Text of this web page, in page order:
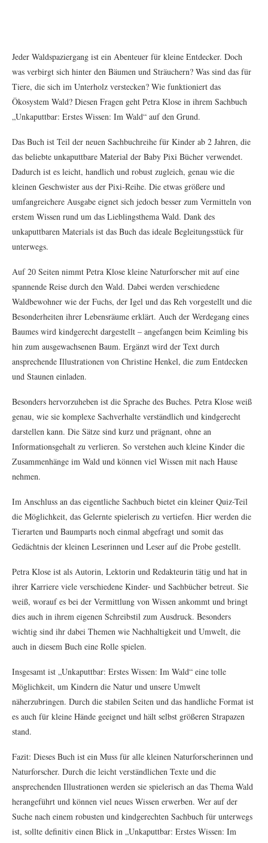
Jeder Waldspaziergang ist ein Abenteuer für kleine Entdecker. Doch
was verbirgt sich hinter den Bäumen und Sträuchern? Was sind das für
Tiere, die sich im Unterholz verstecken? Wie funktioniert das
Ökosystem Wald? Diesen Fragen geht Petra Klose in ihrem Sachbuch
„Unkaputtbar: Erstes Wissen: Im Wald“ auf den Grund.
Das Buch ist Teil der neuen Sachbuchreihe für Kinder ab 2 Jahren, die
das beliebte unkaputtbare Material der Baby Pixi Bücher verwendet.
Dadurch ist es leicht, handlich und robust zugleich, genau wie die
kleinen Geschwister aus der Pixi-Reihe. Die etwas größere und
umfangreichere Ausgabe eignet sich jedoch besser zum Vermitteln von
erstem Wissen rund um das Lieblingsthema Wald. Dank des
unkaputtbaren Materials ist das Buch das ideale Begleitungsstück für
unterwegs.
Auf 20 Seiten nimmt Petra Klose kleine Naturforscher mit auf eine
spannende Reise durch den Wald. Dabei werden verschiedene
Waldbewohner wie der Fuchs, der Igel und das Reh vorgestellt und die
Besonderheiten ihrer Lebensräume erklärt. Auch der Werdegang eines
Baumes wird kindgerecht dargestellt – angefangen beim Keimling bis
hin zum ausgewachsenen Baum. Ergänzt wird der Text durch
ansprechende Illustrationen von Christine Henkel, die zum Entdecken
und Staunen einladen.
Besonders hervorzuheben ist die Sprache des Buches. Petra Klose weiß
genau, wie sie komplexe Sachverhalte verständlich und kindgerecht
darstellen kann. Die Sätze sind kurz und prägnant, ohne an
Informationsgehalt zu verlieren. So verstehen auch kleine Kinder die
Zusammenhänge im Wald und können viel Wissen mit nach Hause
nehmen.
Im Anschluss an das eigentliche Sachbuch bietet ein kleiner Quiz-Teil
die Möglichkeit, das Gelernte spielerisch zu vertiefen. Hier werden die
Tierarten und Baumparts noch einmal abgefragt und somit das
Gedächtnis der kleinen Leserinnen und Leser auf die Probe gestellt.
Petra Klose ist als Autorin, Lektorin und Redakteurin tätig und hat in
ihrer Karriere viele verschiedene Kinder- und Sachbücher betreut. Sie
weiß, worauf es bei der Vermittlung von Wissen ankommt und bringt
dies auch in ihrem eigenen Schreibstil zum Ausdruck. Besonders
wichtig sind ihr dabei Themen wie Nachhaltigkeit und Umwelt, die
auch in diesem Buch eine Rolle spielen.
Insgesamt ist „Unkaputtbar: Erstes Wissen: Im Wald“ eine tolle
Möglichkeit, um Kindern die Natur und unsere Umwelt
näherzubringen. Durch die stabilen Seiten und das handliche Format ist
es auch für kleine Hände geeignet und hält selbst größeren Strapazen
stand.
Fazit: Dieses Buch ist ein Muss für alle kleinen Naturforscherinnen und
Naturforscher. Durch die leicht verständlichen Texte und die
ansprechenden Illustrationen werden sie spielerisch an das Thema Wald
herangeführt und können viel neues Wissen erwerben. Wer auf der
Suche nach einem robusten und kindgerechten Sachbuch für unterwegs
ist, sollte definitiv einen Blick in „Unkaputtbar: Erstes Wissen: Im